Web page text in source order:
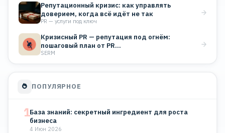
Репутационный кризис: как управлять
доверием, когда всё идёт не так
PR — услуги под ключ
Кризисный PR — репутация под огнём:
пошаговый план от PR…
SERM
ПОПУЛЯРНОЕ
1База знаний: секретный ингредиент для роста
бизнеса
4 Июн 2026